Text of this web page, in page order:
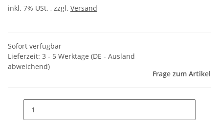
inkl. 7% USt. , zzgl. Versand
Sofort verfügbar
Lieferzeit: 3 - 5 Werktage (DE - Ausland
abweichend)
Frage zum Artikel